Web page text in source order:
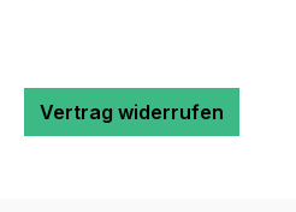
Vertrag widerrufen